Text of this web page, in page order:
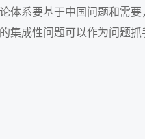
系要基于中国问题和需
成性问题可以作为问题